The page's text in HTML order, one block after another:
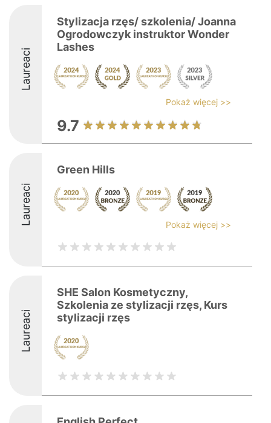
Laureaci
Stylizacja rzęs/ szkolenia/ Joanna
Ogrodowczyk instruktor Wonder
Lashes
Pokaż więcej >>
9.7
Laureaci
Green Hills
Pokaż więcej >>
Laureaci
SHE Salon Kosmetyczny,
Szkolenia ze stylizacji rzęs, Kurs
stylizacji rzęs